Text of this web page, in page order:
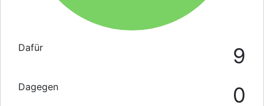
Dafür 9
Dagegen 0